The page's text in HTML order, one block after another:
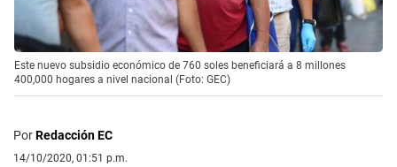
Este nuevo subsidio económico de 760 soles beneficiará a 8 millones
400,000 hogares a nivel nacional (Foto: GEC)
PorRedacción EC
14/10/2020, 01:51 p.m.